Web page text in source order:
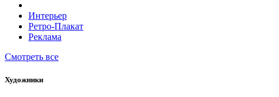
Интерьер
Ретро-Плакат
Реклама
Смотреть все
Художники